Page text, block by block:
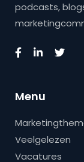
podcasts,
Menu
Veelgelezen
Vacatures